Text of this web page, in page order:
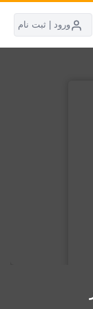
ورود | ثبت نام